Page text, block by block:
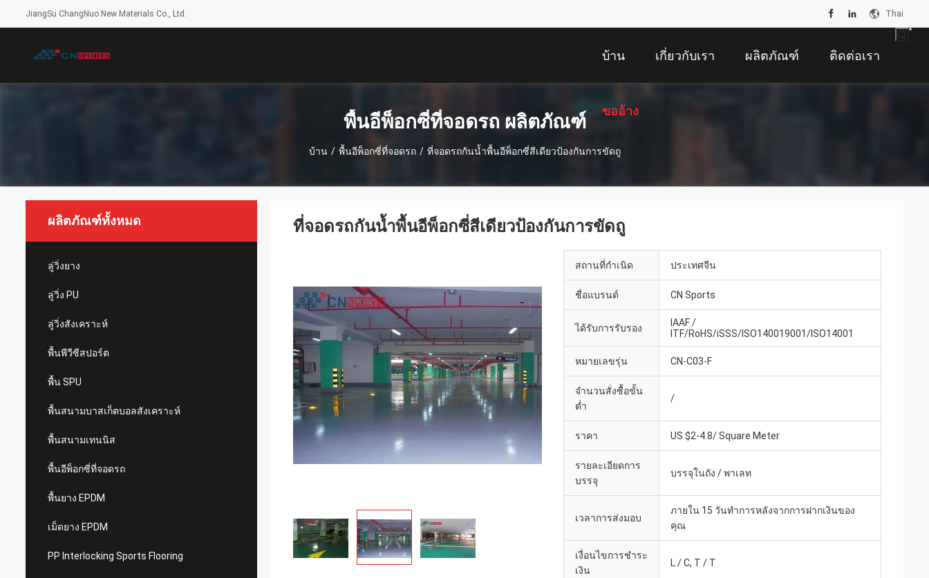
JiangSu ChangNuo New Materials Co., Ltd. Thai
บ้าน เกี่ยวกับเรา ผลิตภัณฑ์ ติดต่อเรา
ขออ้าง
พื้นอีพ็อกซี่ที่จอดรถ ผลิตภัณฑ์
บ้าน / พื้นอีพ็อกซี่ที่จอดรถ / ที่จอดรถกันน้ำพื้นอีพ็อกซี่สีเดียวป้องกันการขัดถู
ผลิตภัณฑ์ทั้งหมด
ลู่วิ่งยาง
ลู่วิ่ง PU
ลู่วิ่งสังเคราะห์
พื้นพีวีซีสปอร์ต
พื้น SPU
พื้นสนามบาสเก็ตบอลสังเคราะห์
พื้นสนามเทนนิส
พื้นอีพ็อกซี่ที่จอดรถ
พื้นยาง EPDM
เม็ดยาง EPDM
PP Interlocking Sports Flooring
ที่จอดรถกันน้ำพื้นอีพ็อกซี่สีเดียวป้องกันการขัดถู
สถานที่กำเนิด ประเทศจีน
ชื่อแบรนด์ CN Sports
ได้รับการรับรอง
IAAF /
ITF/RoHS/iSSS/ISO140019001/ISO14001
หมายเลขรุ่น CN-C03-F
จำนวนสั่งซื้อขั้น
ต่ำ
/
ราคา US $2-4.8/ Square Meter
รายละเอียดการ
บรรจุ
บรรจุในถัง / พาเลท
เวลาการส่งมอบ
ภายใน 15 วันทำการหลังจากการฝากเงินของ
คุณ
เงื่อนไขการชำระ
เงิน
L / C, T / T